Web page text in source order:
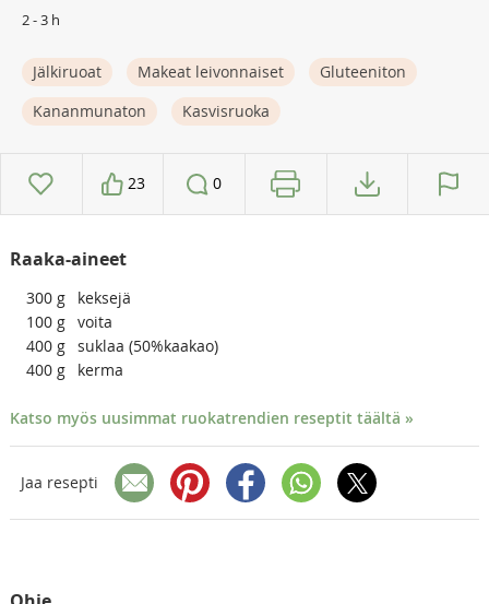
2 - 3 h
Jälkiruoat Makeat leivonnaiset
Gluteeniton
Kananmunaton
Kasvisruoka
23 0
Raaka-aineet
300 g
keksejä
100 g voita
400 g suklaa (50%kaakao)
400 g kerma
Katso myös uusimmat ruokatrendien reseptit täältä »
Jaa resepti